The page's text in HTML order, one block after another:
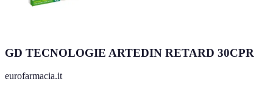
GD TECNOLOGIE ARTEDIN RETARD 30CPR
eurofarmacia.it